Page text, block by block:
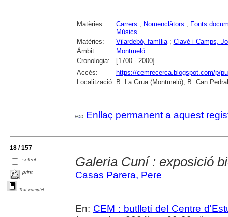
Matèries: Carrers ; Nomenclàtors ; Fonts
Músics
Matèries:
Vilardebó, família; Clavé i Camps,
Àmbit:
Montmeló
Cronologia:
[1700 - 2000]
Accés:
https://cemrecerca.blogspot.com/p/
Localització: B. La Grua (Montmeló); B. Can
Enllaç permanent a aquest
18 / 157
select
print
Text complet
Galeria Cuní : exposició
Casas Parera, Pere
En: CEM : butlletí del Centre